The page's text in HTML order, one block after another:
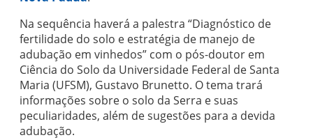
Na sequência haverá a palestra “Diagnóstico de
fertilidade do solo e estratégia de manejo de
adubação em vinhedos” com o pós-doutor em
Ciência do Solo da Universidade Federal de Santa
Maria (UFSM), Gustavo Brunetto. O tema trará
informações sobre o solo da Serra e suas
peculiaridades, além de sugestões para a devida
adubação.